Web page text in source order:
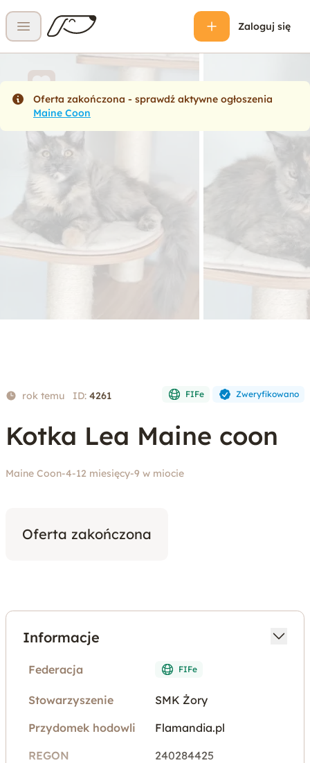
Otwórz menu
Zaloguj się
Oferta zakończona - sprawdź aktywne ogłoszenia
Maine Coon
rok temu ID: 4261 FIFe Zweryfikowano
Kotka Lea Maine coon
Maine Coon-4-12 miesięcy-9 w miocie
Oferta zakończona
Informacje
Federacja FIFe
Stowarzyszenie
SMK Żory
Przydomek hodowli
Flamandia.pl
REGON
240284425